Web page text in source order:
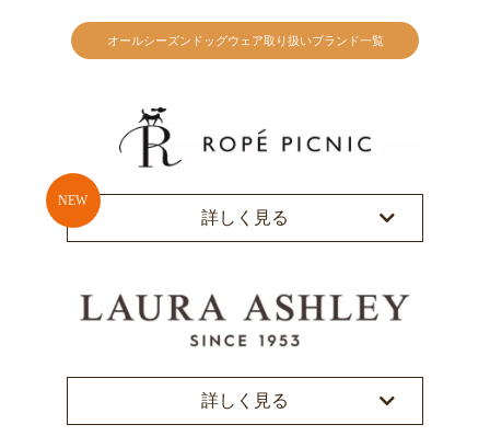
オールシーズンドッグウェア取り扱いブランド一覧
詳しく見る
詳しく見る